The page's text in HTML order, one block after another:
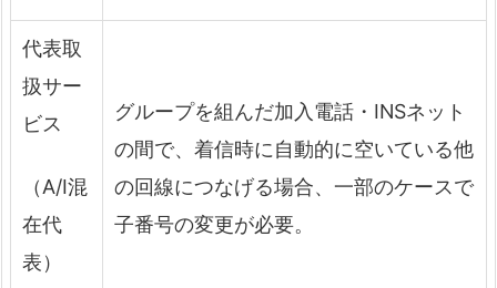
代表取
扱サー
ビス
（A/I混
在代
表）
グループを組んだ加入電話・INSネット
の間で、着信時に自動的に空いている他
の回線につなげる場合、一部のケースで
子番号の変更が必要。